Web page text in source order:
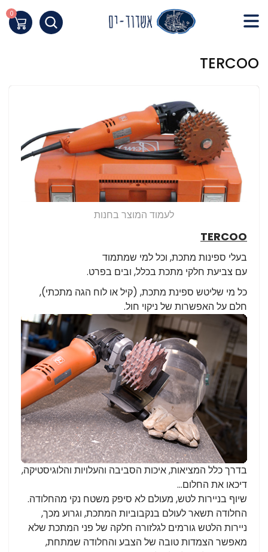
של
Content
העגלה שלי
0
TERCOO
לעמוד המוצר בחנות
TERCOO
בעלי ספינות מתכת, וכל למי שמתמוד
עם צביעת חלקי מתכת בכלל, ובים בפרט.
כל מי שליטש ספינת מתכת, (קיל או לוח הגה מתכתי),
חלם על האפשרות של ניקוי חול.
בדרך כלל המציאות, איכות הסביבה והעלויות והלוגיסטיקה,
דיכאו את החלום...
שיוף בניירות לטש, מעולם לא סיפק משטח נקי מהחלודה.
החלודה תשאר לעולם בנקבוביות המתכת, וגרוע מכך,
ניירות הלטש גורמים לגלזורה חלקה של פני המתכת שלא
מאפשר הצמדות טובה של הצבע והחלודה שמתחת,